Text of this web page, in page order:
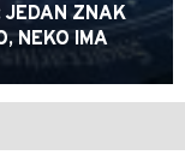
JEDAN ZNAK
NEKO IMA